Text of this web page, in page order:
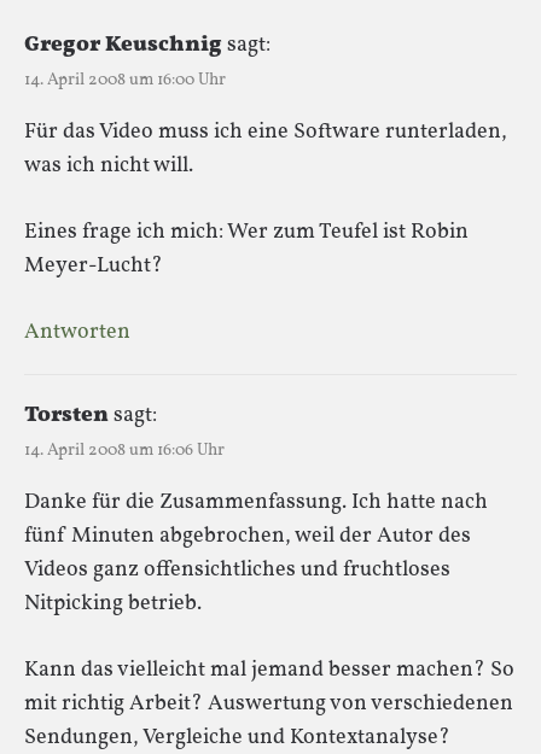
Gregor Keuschnigsagt:
14. April 2008 um 16:00 Uhr
Für das Video muss ich eine Software runterladen,
was ich nicht will.
Eines frage ich mich: Wer zum Teufel ist Robin
Meyer-Lucht?
Antworten
Torstensagt:
14. April 2008 um 16:06 Uhr
Danke für die Zusammenfassung. Ich hatte nach
fünf Minuten abgebrochen, weil der Autor des
Videos ganz offensichtliches und fruchtloses
Nitpicking betrieb.
Kann das vielleicht mal jemand besser machen? So
mit richtig Arbeit? Auswertung von verschiedenen
Sendungen, Vergleiche und Kontextanalyse?